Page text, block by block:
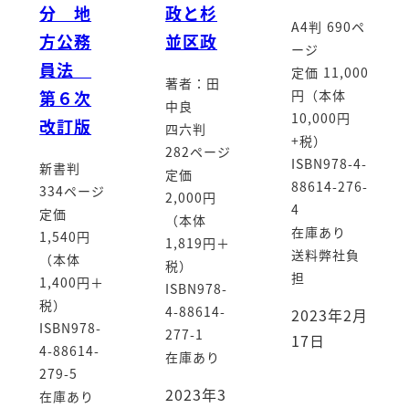
分 地
方公務
員法
第６次
改訂版
新書判
334ページ
定価
1,540円
（本体
1,400円＋
税）
ISBN978-
4-88614-
279-5
在庫あり
政と杉
並区政
著者：田
中良
四六判
282ページ
定価
2,000円
（本体
1,819円＋
税）
ISBN978-
4-88614-
277-1
在庫あり
2023年3
A4判 690ペ
ージ
定価 11,000
円（本体
10,000円
+税）
ISBN978-4-
88614-276-
4
在庫あり
送料弊社負
担
2023年2月
17日